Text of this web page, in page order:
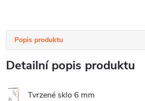
Popis produktu
Detailní popis produktu
Tvrzené sklo 6 mm